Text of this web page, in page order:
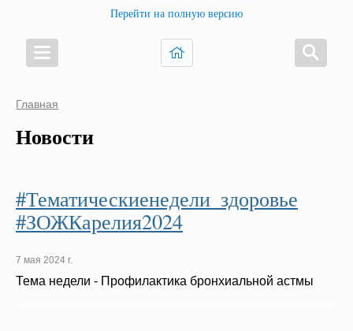
Перейти на полную версию
Главная
Новости
#Тематическиенедели_здоровье
#ЗОЖКарелия2024
7 мая 2024 г.
Тема недели - Профилактика бронхиальной астмы